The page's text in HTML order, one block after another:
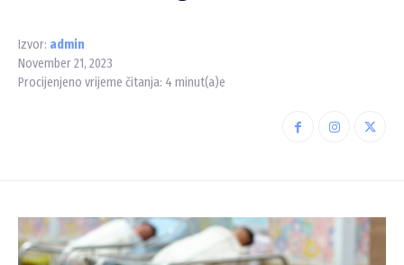
Izvor: admin
November 21, 2023
Procijenjeno vrijeme čitanja: 4 minut(a)e